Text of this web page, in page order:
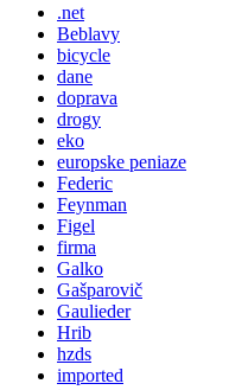
.net
Beblavy
bicycle
dane
doprava
drogy
eko
europske peniaze
Federic
Feynman
Figel
firma
Galko
Gašparovič
Gaulieder
Hrib
hzds
imported